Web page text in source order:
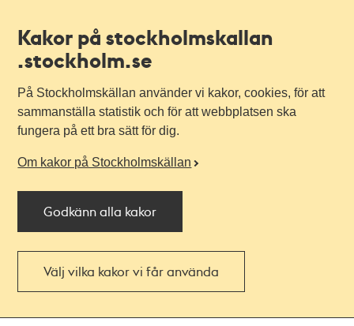
Kakor på stockholmskallan
.stockholm.se
På Stockholmskällan använder vi kakor, cookies, för att
sammanställa statistik och för att webbplatsen ska
fungera på ett bra sätt för dig.
Om kakor på Stockholmskällan
Godkänn alla kakor
Välj vilka kakor vi får använda